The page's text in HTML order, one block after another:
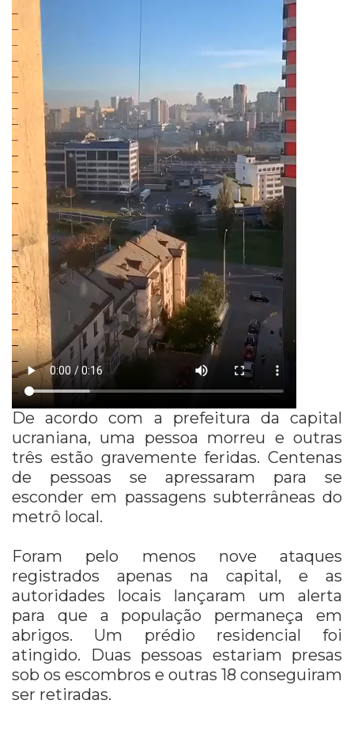
De acordo com a prefeitura da capital
ucraniana, uma pessoa morreu e outras
três estão gravemente feridas. Centenas
de pessoas se apressaram para se
esconder em passagens subterrâneas do
metrô local.
Foram pelo menos nove ataques
registrados apenas na capital, e as
autoridades locais lançaram um alerta
para que a população permaneça em
abrigos. Um prédio residencial foi
atingido. Duas pessoas estariam presas
sob os escombros e outras 18 conseguiram
ser retiradas.